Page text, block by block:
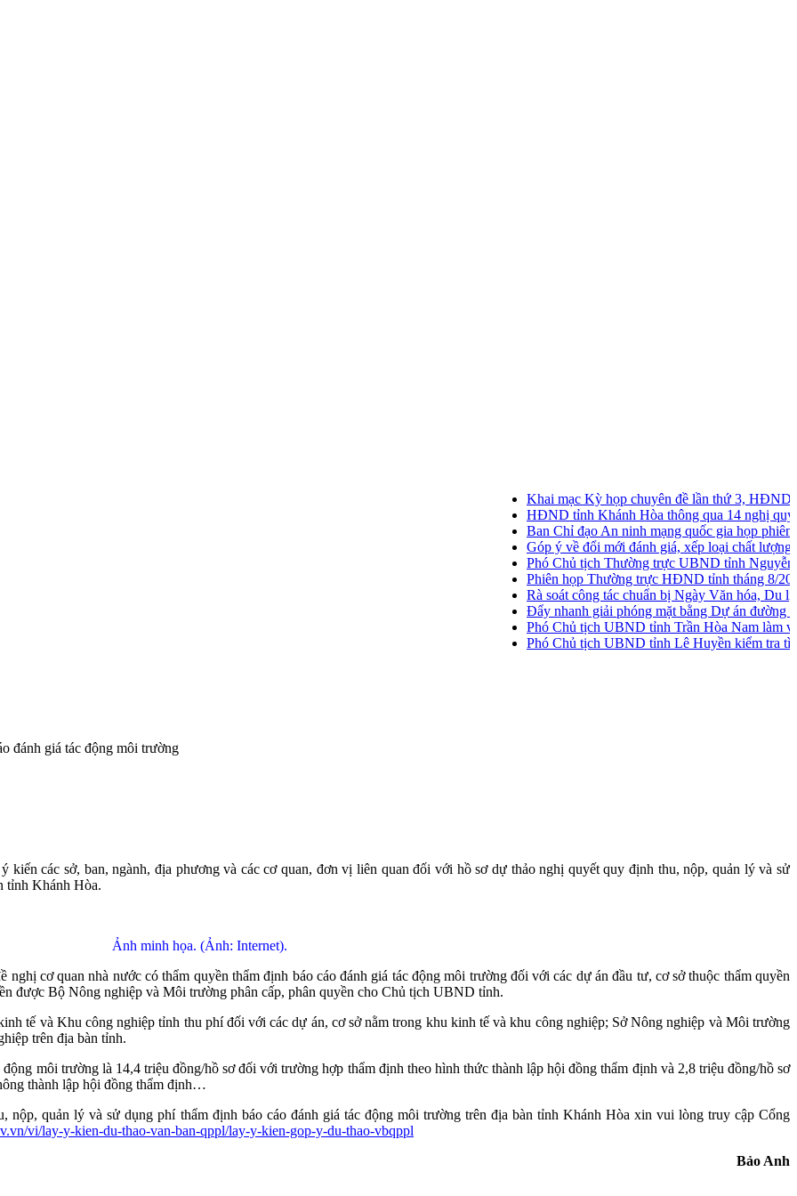
Khai mạc Kỳ họp chuyên đề lần thứ 3, HĐND
HĐND tỉnh Khánh Hòa thông qua 14 nghị quyết
Ban Chỉ đạo An ninh mạng quốc gia họp phiên
Góp ý về đổi mới đánh giá, xếp loại chất lượng
Phó Chủ tịch Thường trực UBND tỉnh Nguyễn
Phiên họp Thường trực HĐND tỉnh tháng 8/2026
Rà soát công tác chuẩn bị Ngày Văn hóa, Du lịch
Đẩy nhanh giải phóng mặt bằng Dự án đường sắt
Phó Chủ tịch UBND tỉnh Trần Hòa Nam làm
Phó Chủ tịch UBND tỉnh Lê Huyền kiểm tra tình
đánh giá tác động môi trường
các sở, ban, ngành, địa phương và các cơ quan, đơn vị liên quan đối với hồ sơ dự thảo nghị quyết quy định thu, nộp, quản lý và sử
tỉnh Khánh Hòa.
Ảnh minh họa. (Ảnh: Internet).
cơ quan nhà nước có thẩm quyền thẩm định báo cáo đánh giá tác động môi trường đối với các dự án đầu tư, cơ sở thuộc thẩm quyền
được Bộ Nông nghiệp và Môi trường phân cấp, phân quyền cho Chủ tịch UBND tỉnh.
tế và Khu công nghiệp tỉnh thu phí đối với các dự án, cơ sở nằm trong khu kinh tế và khu công nghiệp; Sở Nông nghiệp và Môi trường
trên địa bàn tỉnh.
môi trường là 14,4 triệu đồng/hồ sơ đối với trường hợp thẩm định theo hình thức thành lập hội đồng thẩm định và 2,8 triệu đồng/hồ sơ
thành lập hội đồng thẩm định…
nộp, quản lý và sử dụng phí thẩm định báo cáo đánh giá tác động môi trường trên địa bàn tỉnh Khánh Hòa xin vui lòng truy cập Cổng
vi/lay-y-kien-du-thao-van-ban-qppl/lay-y-kien-gop-y-du-thao-vbqppl
Bảo Anh